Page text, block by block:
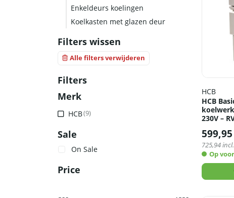
Enkeldeurs koelingen
Koelkasten met glazen deur
Filters wissen
Alle filters verwijderen
Filters
Merk
HCB(9)
Sale
On Sale
Price
HCB
HCB
230V –
599,95
725,94
Op